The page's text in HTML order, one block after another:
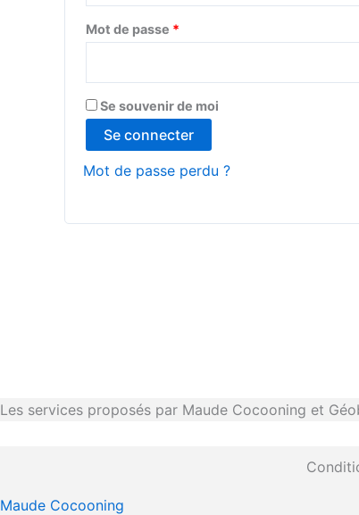
Mot de passe *
Se souvenir de moi
Se connecter
Mot de passe perdu ?
Les services proposés par Maude Cocooning et
Maude Cocooning